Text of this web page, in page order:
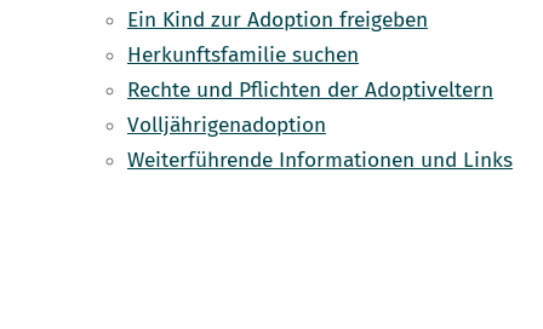
Ein Kind zur Adoption freigeben
Herkunftsfamilie suchen
Rechte und Pflichten der Adoptiveltern
Volljährigenadoption
Weiterführende Informationen und Links